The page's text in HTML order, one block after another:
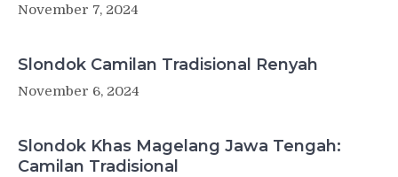
November 7, 2024
Slondok Camilan Tradisional Renyah
November 6, 2024
Slondok Khas Magelang Jawa Tengah:
Camilan Tradisional